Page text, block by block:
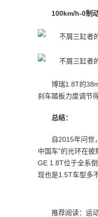
100km/h-0制
博瑞1.8T的
刹车踏板力度调节
总结：
自2015年问世
中国车”的光环在
GE 1.8T位于全系
现也是1.5T车型多
推荐阅读： 运